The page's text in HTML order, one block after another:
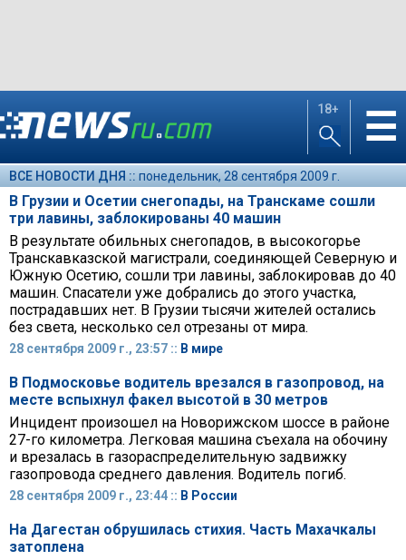
18+ ☰
ВСЕ НОВОСТИ ДНЯ :: понедельник, 28 сентября 2009 г.
В Грузии и Осетии снегопады, на Транскаме сошли
три лавины, заблокированы 40 машин
В результате обильных снегопадов, в высокогорье
Транскавказской магистрали, соединяющей Северную и
Южную Осетию, сошли три лавины, заблокировав до 40
машин. Спасатели уже добрались до этого участка,
пострадавших нет. В Грузии тысячи жителей остались
без света, несколько сел отрезаны от мира.
28 сентября 2009 г., 23:57 :: В мире
В Подмосковье водитель врезался в газопровод, на
месте вспыхнул факел высотой в 30 метров
Инцидент произошел на Новорижском шоссе в районе
27-го километра. Легковая машина съехала на обочину
и врезалась в газораспределительную задвижку
газопровода среднего давления. Водитель погиб.
28 сентября 2009 г., 23:44 :: В России
На Дагестан обрушилась стихия. Часть Махачкалы
затоплена